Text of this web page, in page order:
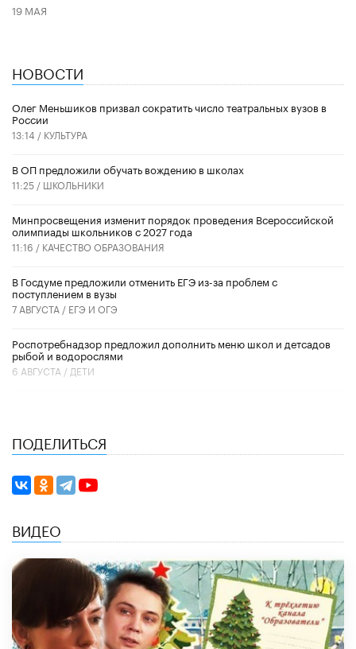
19 МАЯ
НОВОСТИ
Олег Меньшиков призвал сократить число театральных вузов в
России
13:14 / КУЛЬТУРА
В ОП предложили обучать вождению в школах
11:25 / ШКОЛЬНИКИ
Минпросвещения изменит порядок проведения Всероссийской
олимпиады школьников с 2027 года
11:16 / КАЧЕСТВО ОБРАЗОВАНИЯ
В Госдуме предложили отменить ЕГЭ из-за проблем с
поступлением в вузы
7 АВГУСТА / ЕГЭ И ОГЭ
Роспотребнадзор предложил дополнить меню школ и детсадов
рыбой и водорослями
6 АВГУСТА / ДЕТИ
ПОДЕЛИТЬСЯ
ВИДЕО